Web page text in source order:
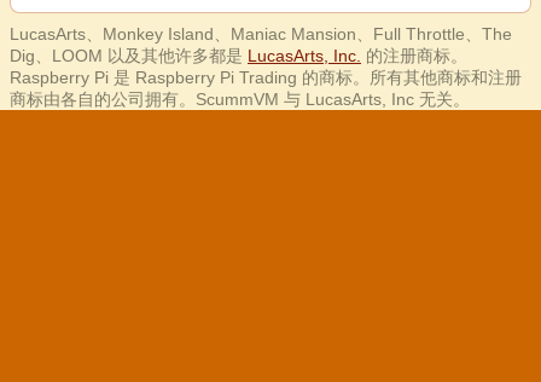
LucasArts、Monkey Island、Maniac Mansion、Full Throttle、The
Dig、LOOM 以及其他许多都是 LucasArts, Inc. 的注册商标。
Raspberry Pi 是 Raspberry Pi Trading 的商标。所有其他商标和注册
商标由各自的公司拥有。ScummVM 与 LucasArts, Inc 无关。